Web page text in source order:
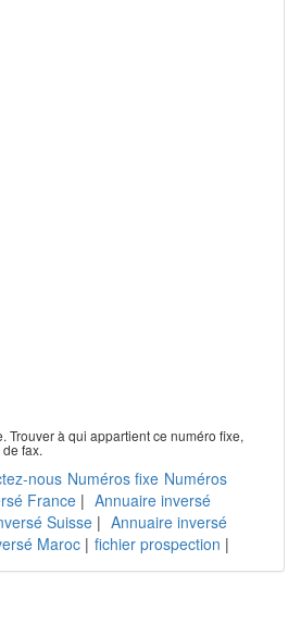
à qui appartient ce numéro fixe,
fax.
nous Numéros fixe Numéros
France | Annuaire inversé
Suisse | Annuaire inversé
Maroc | fichier prospection |